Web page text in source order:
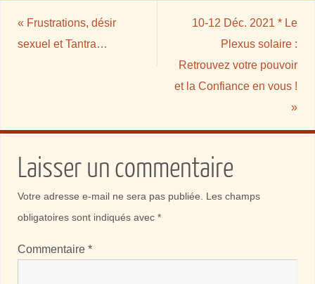
« Frustrations, désir
sexuel et Tantra…
10-12 Déc. 2021 * Le
Plexus solaire :
Retrouvez votre pouvoir
et la Confiance en vous !
»
Laisser un commentaire
Votre adresse e-mail ne sera pas publiée.
Les champs
obligatoires sont indiqués avec*
Commentaire*